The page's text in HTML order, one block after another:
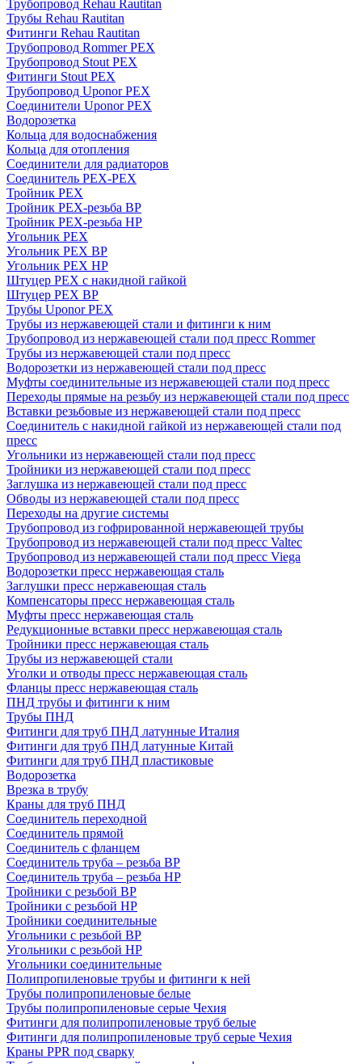
Трубопровод Rehau Rautitan
Трубы Rehau Rautitan
Фитинги Rehau Rautitan
Трубопровод Rommer PEX
Трубопровод Stout PEX
Фитинги Stout PEX
Трубопровод Uponor PEX
Соединители Uponor PEX
Водорозетка
Кольца для водоснабжения
Кольца для отопления
Соединители для радиаторов
Соединитель PEX-PEX
Тройник PEX
Тройник PEX-резьба ВР
Тройник PEX-резьба НР
Угольник PEX
Угольник PEX ВР
Угольник PEX НР
Штуцер PEX c накидной гайкой
Штуцер PEX ВР
Трубы Uponor PEX
Трубы из нержавеющей стали и фитинги к ним
Трубопровод из нержавеющей стали под пресс Rommer
Трубы из нержавеющей стали под пресс
Водорозетки из нержавеющей стали под пресс
Муфты соединительные из нержавеющей стали под пресс
Переходы прямые на резьбу из нержавеющей стали под пресс
Вставки резьбовые из нержавеющей стали под пресс
Соединитель с накидной гайкой из нержавеющей стали под
пресс
Угольники из нержавеющей стали под пресс
Тройники из нержавеющей стали под пресс
Заглушка из нержавеющей стали под пресс
Обводы из нержавеющей стали под пресс
Переходы на другие системы
Трубопровод из гофрированной нержавеющей трубы
Трубопровод из нержавеющей стали под пресс Valtec
Трубопровод из нержавеющей стали под пресс Viega
Водорозетки пресс нержавеющая сталь
Заглушки пресс нержавеющая сталь
Компенсаторы пресс нержавеющая сталь
Муфты пресс нержавеющая сталь
Редукционные вставки пресс нержавеющая сталь
Тройники пресс нержавеющая сталь
Трубы из нержавеющей стали
Уголки и отводы пресс нержавеющая сталь
Фланцы пресс нержавеющая сталь
ПНД трубы и фитинги к ним
Трубы ПНД
Фитинги для труб ПНД латунные Италия
Фитинги для труб ПНД латунные Китай
Фитинги для труб ПНД пластиковые
Водорозетка
Врезка в трубу
Краны для труб ПНД
Соединитель переходной
Соединитель прямой
Соединитель с фланцем
Соединитель труба – резьба ВР
Соединитель труба – резьба НР
Тройники с резьбой ВР
Тройники с резьбой НР
Тройники соединительные
Угольники с резьбой ВР
Угольники с резьбой НР
Угольники соединительные
Полипропиленовые трубы и фитинги к ней
Трубы полипропиленовые белые
Трубы полипропиленовые серые Чехия
Фитинги для полипропиленовые труб белые
Фитинги для полипропиленовые труб серые Чехия
Краны PPR под сварку